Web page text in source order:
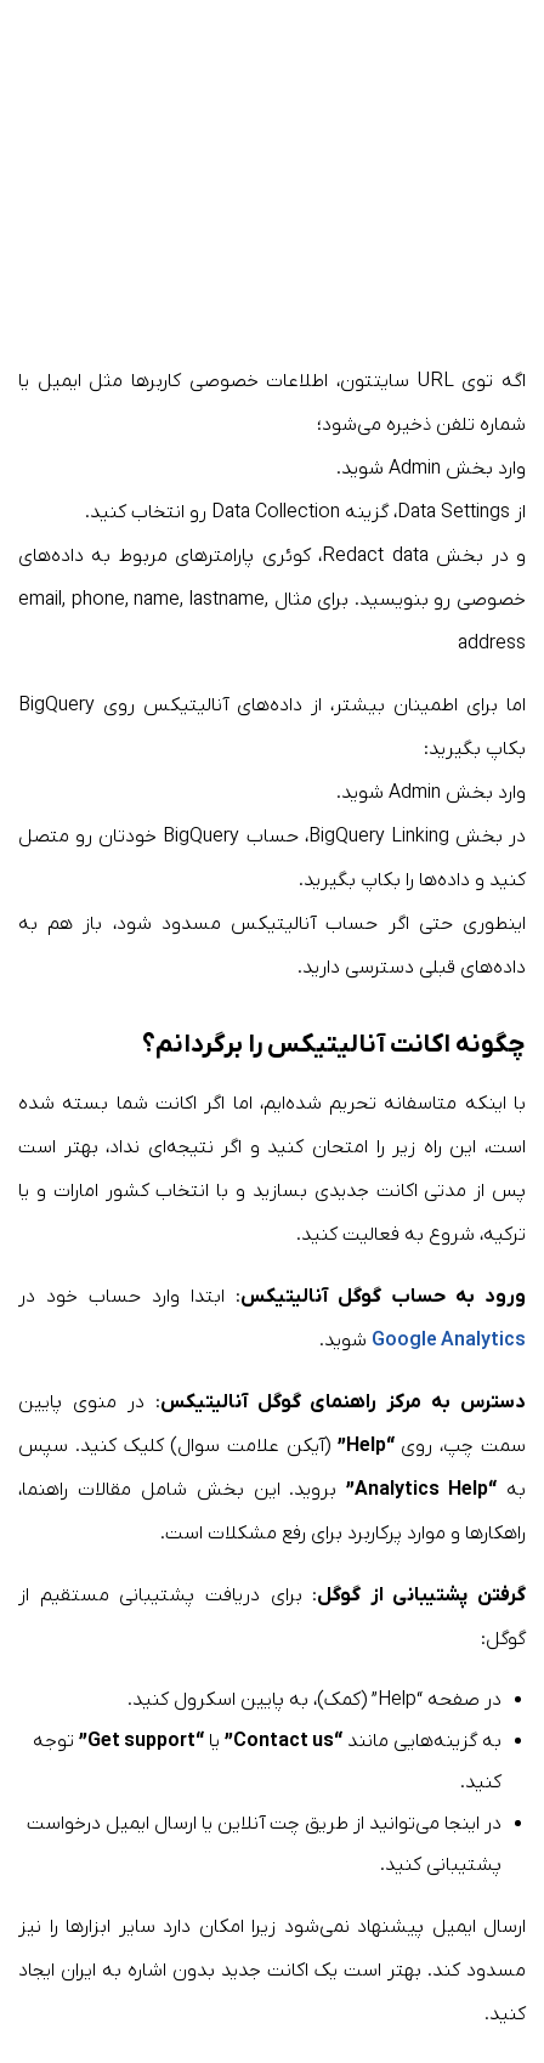
اگه توی URL سایتتون، اطلاعات خصوصی کاربرها مثل ایمیل یا
شماره تلفن ذخیره می‌شود؛
وارد بخش Admin شوید.
از Data Settings، گزینه Data Collection رو انتخاب کنید.
و در بخش Redact data، کوئری پارامترهای مربوط به داده‌های
خصوصی رو بنویسید. برای مثال email, phone, name, lastname,
address
اما برای اطمینان بیشتر، از داده‌های آنالیتیکس روی BigQuery
بکاپ بگیرید:
وارد بخش Admin شوید.
در بخش BigQuery Linking، حساب BigQuery خودتان رو متصل
کنید و داده‌ها را بکاپ بگیرید.
اینطوری حتی اگر حساب آنالیتیکس مسدود شود، باز هم به
داده‌های قبلی دسترسی دارید.
چگونه اکانت آنالیتیکس را برگردانم؟
با اینکه متاسفانه تحریم شده‌ایم، اما اگر اکانت شما بسته شده
است، این راه زیر را امتحان کنید و اگر نتیجه‌ای نداد، بهتر است
پس از مدتی اکانت جدیدی بسازید و با انتخاب کشور امارات و یا
ترکیه، شروع به فعالیت کنید.
ورود به حساب گوگل آنالیتیکس: ابتدا وارد حساب خود در
Google Analytics شوید.
دسترس به مرکز راهنمای گوگل آنالیتیکس: در منوی پایین
سمت چپ، روی“Help”
(آیکن علامت سوال) کلیک کنید. سپس
به “Analytics Help”
بروید. این بخش شامل مقالات راهنما،
راهکارها و موارد پرکاربرد برای رفع مشکلات است.
گرفتن پشتیبانی از گوگل: برای دریافت پشتیبانی مستقیم از
گوگل:
در صفحه “Help” (کمک)، به پایین اسکرول کنید.
به گزینه‌هایی مانند “Contact us” یا “Get support”
توجه
کنید.
در اینجا می‌توانید از طریق چت آنلاین یا ارسال ایمیل درخواست
پشتیبانی کنید.
ارسال ایمیل پیشنهاد نمی‌شود زیرا امکان دارد سایر ابزارها را نیز
مسدود کند. بهتر است یک اکانت جدید بدون اشاره به ایران ایجاد
کنید.